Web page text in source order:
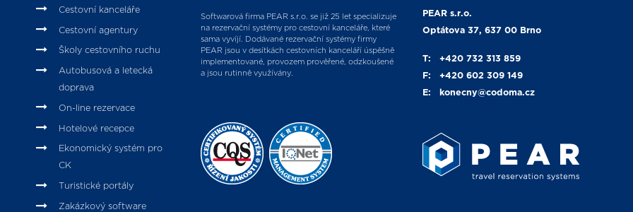
Cestovní kanceláře
Cestovní agentury
Školy cestovního ruchu
Autobusová a letecká
doprava
On-line rezervace
Hotelové recepce
Ekonomický systém pro
CK
Turistické portály
Zakázkový software
Softwarová firma PEAR s.r.o. se již 25 let specializuje
na rezervační systémy pro cestovní kanceláře, které
sama vyvíjí. Dodávané rezervační systémy firmy
PEAR jsou v desítkách cestovních kanceláří úspěšně
implementované, provozem prověřené, odzkoušené
a jsou rutinně využívány.
PEAR s.r.o.
Optátova 37, 637 00 Brno
T:
+420 732 313 859
F:
+420 602 309 149
E:
konecny@codoma.cz